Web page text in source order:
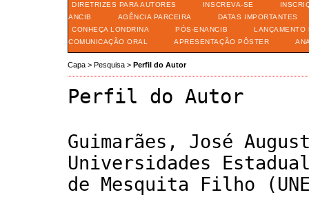
DIRETRIZES PARA AUTORES
INSCREVA-SE
ANCIB
AGÊNCIA PARCEIRA
DATAS IMPORTANTES
CONHEÇA LONDRINA
PÓS-ENANCIB
LANÇAMENTO
COMUNICAÇÃO ORAL
APRESENTAÇÃO PÔSTER
Capa > Pesquisa > Perfil do Autor
Perfil do Autor
Guimarães, José
Universidades
de Mesquita Filho